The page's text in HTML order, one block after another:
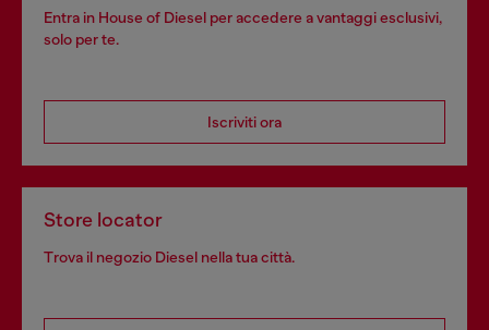
Entra in House of Diesel per accedere a vantaggi esclusivi,
solo per te.
Iscriviti ora
Store locator
Trova il negozio Diesel nella tua città.